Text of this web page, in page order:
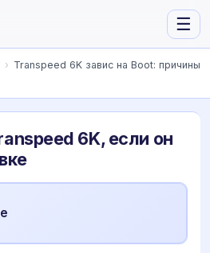
☰
› Transpeed 6K завис на Boot: причины
6K, если он